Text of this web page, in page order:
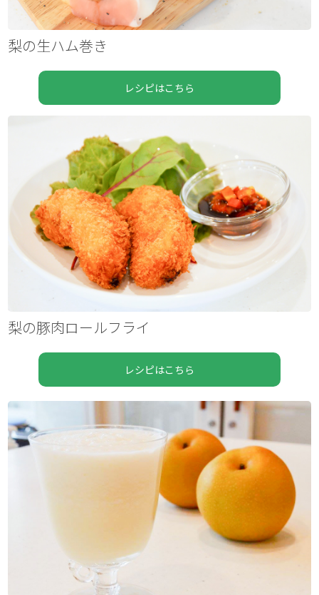
梨の生ハム巻き
レシピはこちら
梨の豚肉ロールフライ
レシピはこちら